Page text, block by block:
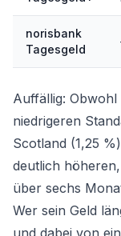
norisbank
Tagesgeld
Auffällig: Obwohl
niedrigeren
Scotland (1,25
deutlich
über sechs
Wer sein Geld
und dabei von